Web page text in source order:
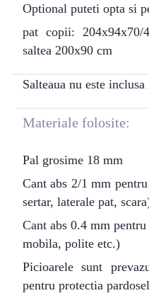
Optional puteti opta si
pat copii:
saltea 200x90 cm
Salteaua nu este
Materiale folosite:
Pal grosime 18 mm
Cant abs 2/1 mm
sertar, laterale pat,
Cant abs 0.4 mm
mobila, polite etc.)
Picioarele sunt
pentru protectia